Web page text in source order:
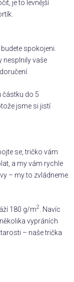
je to levnější
spokojeni.
nesplnily vaše
částku do 5
jsme si jistí
se, tričko vám
a my vám rychle
– my to zvládneme.
180 g/m2
. Navíc
vypráních
– naše trička